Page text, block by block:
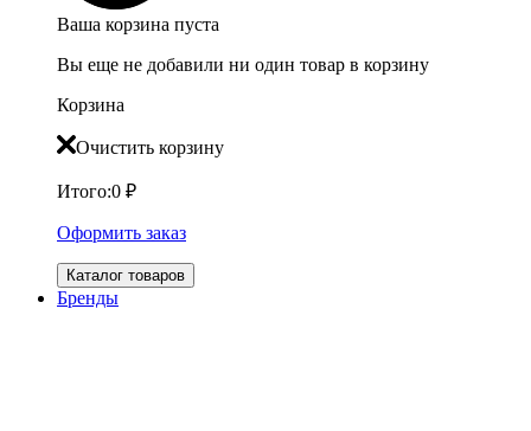
Ваша корзина пуста
Вы еще не добавили ни один товар в корзину
Корзина
Очистить корзину
Итого:0 ₽
Оформить заказ
Каталог товаров
Бренды